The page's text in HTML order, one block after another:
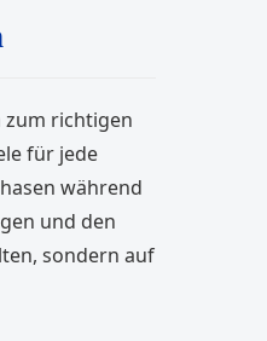
richtigen
für jede
während
und den
sondern auf